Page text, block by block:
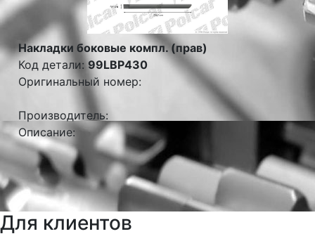
Накладки боковые компл. (прав)
Код детали: 99LBP430
Оригинальный номер:
Производитель:
Описание:
Для клиентов